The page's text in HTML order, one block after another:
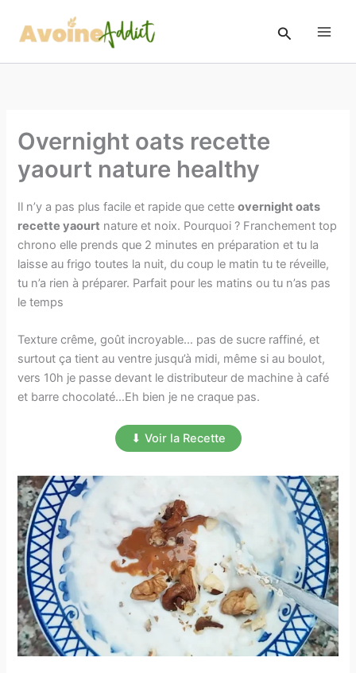
contenu
Rechercher
Overnight oats recette
yaourt​ nature healthy
Il n’y a pas plus facile et rapide que cetteovernight oats
recette yaourt​ nature et noix. Pourquoi ? Franchement top
chrono elle prends que 2 minutes en préparation et tu la
laisse au frigo toutes la nuit, du coup le matin tu te réveille,
tu n’a rien à préparer. Parfait pour les matins ou tu n’as pas
le temps
Texture crême, goût incroyable… pas de sucre raffiné, et
surtout ça tient au ventre jusqu’à midi, même si au boulot,
vers 10h je passe devant le distributeur de machine à café
et barre chocolaté…Eh bien je ne craque pas.
⬇ Voir la Recette